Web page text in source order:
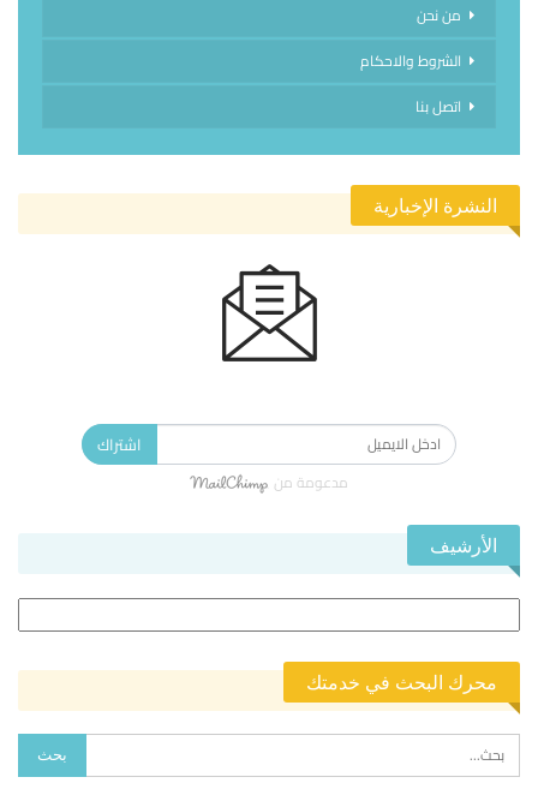
من نحن
الشروط والاحكام
اتصل بنا
النشرة الإخبارية
اشتراك
مدعومة من
الأرشيف
محرك البحث في خدمتك